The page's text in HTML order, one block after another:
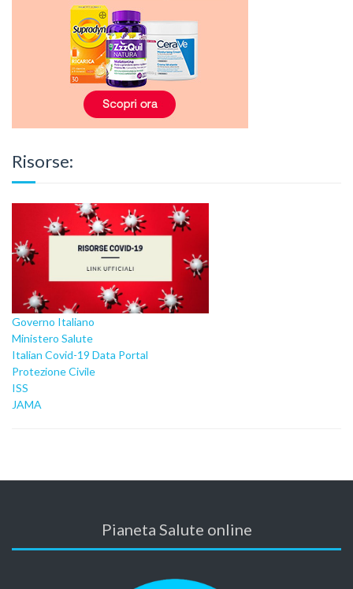
Risorse:
Governo Italiano
Ministero Salute
Italian Covid-19 Data Portal
Protezione Civile
ISS
JAMA
Pianeta Salute online